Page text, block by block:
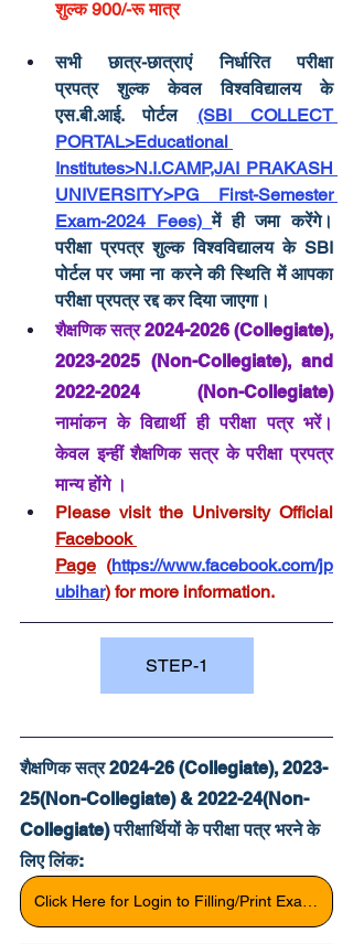
शुल्क 900/-रू मात्र
सभी छात्र-छात्राएं निर्धारित परीक्षा
प्रपत्र शुल्क केवल विश्वविद्यालय के
एस.बी.आई. पोर्टल (SBI COLLECT
PORTAL>Educational
Institutes>N.I.CAMP,JAI PRAKASH
UNIVERSITY>PG First-Semester
Exam-2024 Fees)
परीक्षा प्रपत्र शुल्क विश्वविद्यालय के SBI
पोर्टल पर जमा ना करने की स्थिति में आपका
परीक्षा प्रपत्र रद्द कर दिया जाएगा।
शैक्षणिक सत्र 2024-2026 (Collegiate),
2023-2025 (Non-Collegiate), and
2022-2024 (Non-Collegiate)
नामांकन के विद्यार्थी ही परीक्षा पत्र भरें।
केवल इन्हीं शैक्षणिक सत्र के परीक्षा प्रपत्र
मान्य होंगे ।
Facebook
Page (https://www.facebook.com/jp
ubihar) for more information.
STEP-1
शैक्षणिक सत्र 2024-26 (Collegiate), 2023-
25(Non-Collegiate) & 2022-24(Non-
Collegiate) परीक्षार्थियों के परीक्षा पत्र भरने के
लिए लिंक: